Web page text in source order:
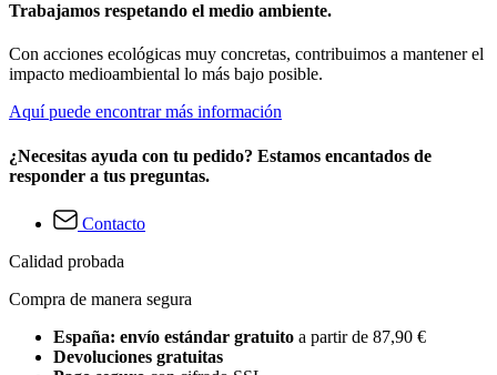
Trabajamos respetando el medio ambiente.
Con acciones ecológicas muy concretas, contribuimos a mantener el
impacto medioambiental lo más bajo posible.
Aquí puede encontrar más información
¿Necesitas ayuda con tu pedido? Estamos encantados de
responder a tus preguntas.
Contacto
Calidad probada
Compra de manera segura
España: envío estándar gratuito a partir de 87,90 €
Devoluciones gratuitas